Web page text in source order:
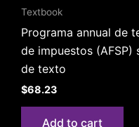
Textbook
Programa annual de
de impuestos (AFSP)
de texto
$68.23
Add to cart